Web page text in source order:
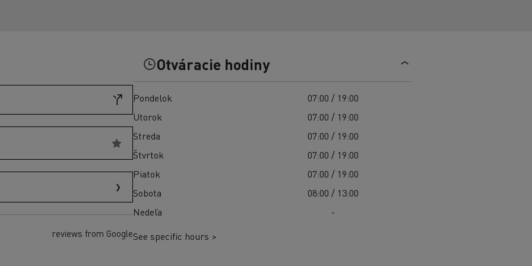
reviews from Google
Otváracie hodiny
Pondelok
07:00 / 19:00
Utorok
07:00 / 19:00
Streda
07:00 / 19:00
Štvrtok
07:00 / 19:00
Piatok
07:00 / 19:00
Sobota
08:00 / 13:00
Nedeľa
-
See specific hours >